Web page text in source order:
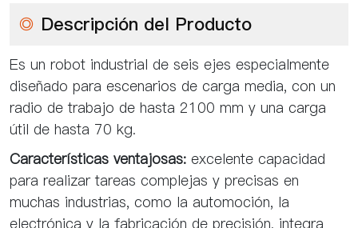
◎ Descripción del Producto
Es un robot industrial de seis ejes especialmente
diseñado para escenarios de carga media, con un
radio de trabajo de hasta 2100 mm y una carga
útil de hasta 70 kg.
Características ventajosas: excelente capacidad
para realizar tareas complejas y precisas en
muchas industrias, como la automoción, la
electrónica y la fabricación de precisión. integra